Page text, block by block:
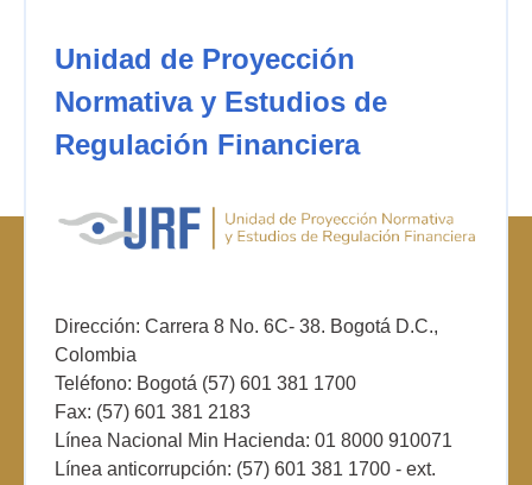
Unidad de Proyección
Normativa y Estudios de
Regulación Financiera
Dirección: Carrera 8 No. 6C- 38. Bogotá D.C.,
Colombia
Teléfono: Bogotá (57) 601 381 1700
Fax: (57) 601 381 2183
Línea Nacional Min Hacienda: 01 8000 910071
Línea anticorrupción: (57) 601 381 1700 - ext.